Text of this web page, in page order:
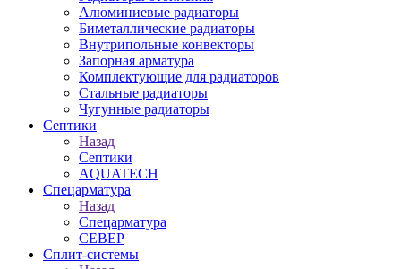
Алюминиевые радиаторы
Биметаллические радиаторы
Внутрипольные конвекторы
Запорная арматура
Комплектующие для радиаторов
Стальные радиаторы
Чугунные радиаторы
Септики
Назад
Септики
AQUATECH
Спецарматура
Назад
Спецарматура
СЕВЕР
Сплит-системы